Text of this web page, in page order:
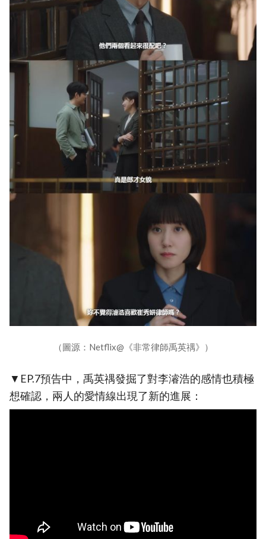
（圖源：Netflix@《非常律師禹英禑》）
▼EP.7預告中，禹英禑發掘了對李濬浩的感情也積極
想確認，兩人的愛情線出現了新的進展：